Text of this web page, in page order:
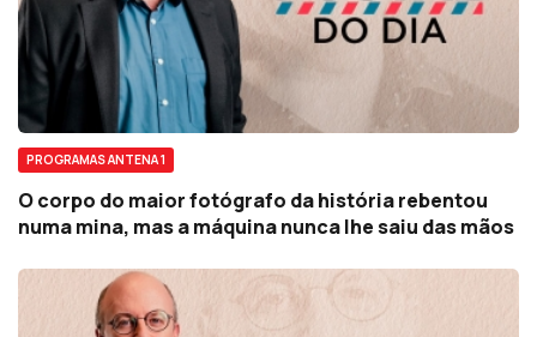
PROGRAMAS ANTENA 1
O corpo do maior fotógrafo da história rebentou
numa mina, mas a máquina nunca lhe saiu das mãos